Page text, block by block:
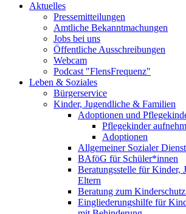
Aktuelles
Pressemitteilungen
Amtliche Bekanntmachungen
Jobs bei uns
Öffentliche Ausschreibungen
Webcam
Podcast "FlensFrequenz"
Leben & Soziales
Bürgerservice
Kinder, Jugendliche & Familien
Adoptionen und
Pflegekinder
Adoptionen
Allgemeiner Sozialer
BAföG für Schüler*innen
Beratungsstelle für Kinder,
Eltern
Beratung zum
Eingliederungshilfe für